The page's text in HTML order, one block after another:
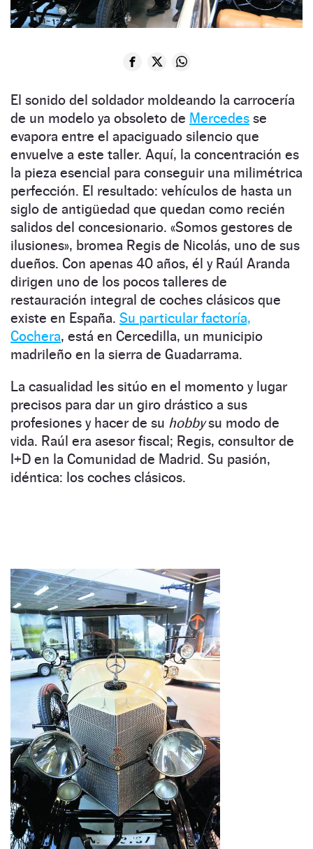
El sonido del soldador moldeando la carrocería
de un modelo ya obsoleto de Mercedes se
evapora entre el apaciguado silencio que
envuelve a este taller. Aquí, la concentración es
la pieza esencial para conseguir una milimétrica
perfección. El resultado: vehículos de hasta un
siglo de antigüedad que quedan como recién
salidos del concesionario. «Somos gestores de
ilusiones», bromea Regis de Nicolás, uno de sus
dueños. Con apenas 40 años, él y Raúl Aranda
dirigen uno de los pocos talleres de
restauración integral de coches clásicos que
existe en España. Su particular factoría,
Cochera, está en Cercedilla, un municipio
madrileño en la sierra de Guadarrama.
La casualidad les sitúo en el momento y lugar
precisos para dar un giro drástico a sus
profesiones y hacer de su hobbysu modo de
vida. Raúl era asesor fiscal; Regis, consultor de
I+D en la Comunidad de Madrid. Su pasión,
idéntica: los coches clásicos.